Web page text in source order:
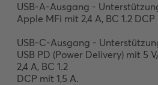
USB-A-Ausgang -
Apple MFi mit 2,4 A, BC 1.2 DCP
USB-C-Ausgang -
USB PD (Power Delivery) mit 5
2,4 A, BC 1.2
DCP mit 1,5 A.